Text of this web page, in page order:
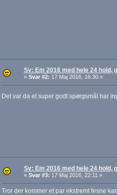
Sv: Em 2016 med hele 24 hold,
« Svar #2: 17 Maj 2016, 16:30 »
Det var da et super godt spørgsmål har
Sv: Em 2016 med hele 24 hold,
« Svar #3: 17 Maj 2016, 22:11 »
Tror der kommer et par ekstremt fesne